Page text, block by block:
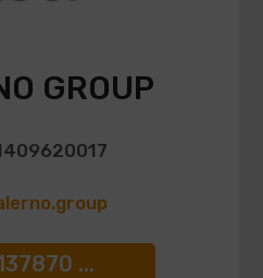
GROUP
...